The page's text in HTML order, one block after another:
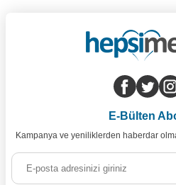
E-Bülten
Kampanya ve yeniliklerden haberdar